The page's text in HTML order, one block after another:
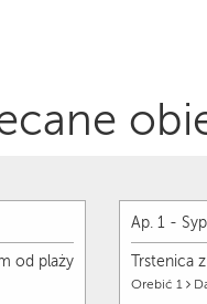
od plaży
Ap. 1 -
Trstenica
Orebić 1